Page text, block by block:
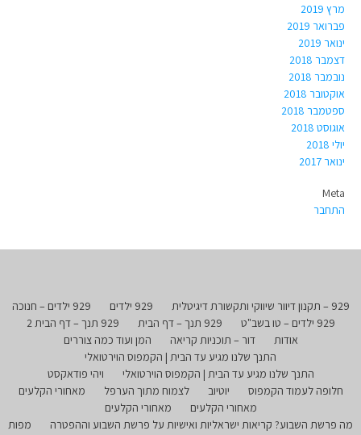
מרץ 2019
פברואר 2019
ינואר 2019
דצמבר 2018
נובמבר 2018
אוקטובר 2018
ספטמבר 2018
אוגוסט 2018
יולי 2018
ינואר 2017
Meta
התחבר
929 – תקנון דיוור שיווקי ותקשורת דיגיטלית 929 ילדים
929 ילדים – חנוכה
929 ילדים – טו בשב"ט
929 תנך – דף הבית
929 תנך – דף הבית 2
אודות
דור – תוכניות קריאה
המן ועוד כמה צוררים
התנך שלנו מגיע עד הבית | הקמפוס הוירטואלי
התנך שלנו מגיע עד הבית | הקמפוס הוירטואלי
ויהי פודאקסט
חלופה לעמוד הקמפוס
יוטיוב לצמוח מתוך הערפל
מאחורי הקלעים
מאחורי הקלעים
מאחורי הקלעים
מה פרשת השבוע? קריאות ישראליות ואישיות על פרשת השבוע וההפטרה
מפות